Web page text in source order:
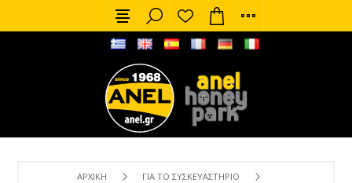
ΑΡΧΙΚΉ ΓΙΑ ΤΟ ΣΥΣΚΕΥΑΣΤΉΡΙΟ